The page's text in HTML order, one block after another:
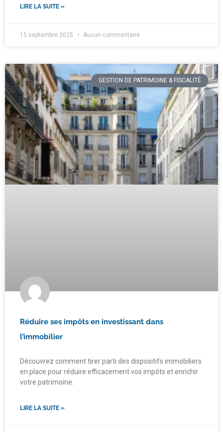
LIRE LA SUITE »
15 septembre 2025 Aucun commentaire
GESTION DE PATRIMOINE & FISCALITÉ
Réduire ses impôts en investissant dans
l’immobilier
Découvrez comment tirer parti des dispositifs immobiliers
en place pour réduire efficacement vos impôts et enrichir
votre patrimoine.
LIRE LA SUITE »